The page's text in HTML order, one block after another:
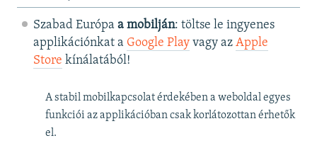
Szabad Európa a mobilján: töltse le ingyenes
applikációnkat a Google Playvagy az Apple
Store kínálatából!
A stabil mobilkapcsolat érdekében a weboldal egyes
funkciói az applikációban csak korlátozottan érhetők
el.